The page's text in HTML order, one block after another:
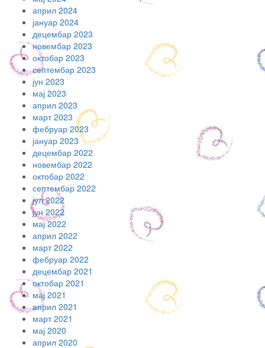
април 2024
јануар 2024
децембар 2023
новембар 2023
октобар 2023
септембар 2023
јун 2023
мај 2023
април 2023
март 2023
фебруар 2023
јануар 2023
децембар 2022
новембар 2022
октобар 2022
септембар 2022
јул 2022
јун 2022
мај 2022
април 2022
март 2022
фебруар 2022
децембар 2021
октобар 2021
мај 2021
април 2021
март 2021
мај 2020
април 2020